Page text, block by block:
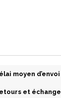
moyen
et